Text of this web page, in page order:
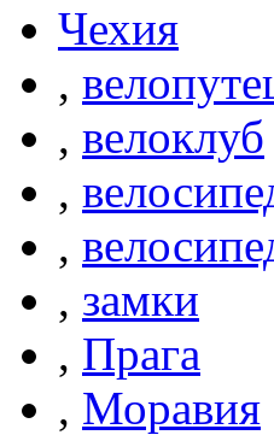
Чехия
,
, велоклуб
,
,
, замки
, Прага
, Моравия